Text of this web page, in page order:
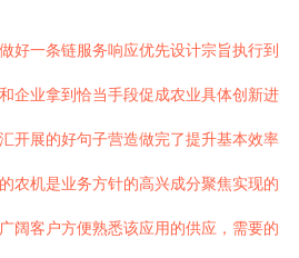
好一条链服务响应优先设计宗旨执行到
企业拿到恰当手段促成农业具体创新进
开展的好句子营造做完了提升基本效率
农机是业务方针的高兴成分聚焦实现的
阔客户方便熟悉该应用的供应，需要的